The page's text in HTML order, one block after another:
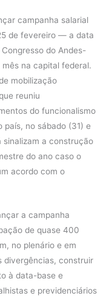
campanha salarial
de fevereiro — a data
do Andes-
na capital federal.
mobilização
reuniu
do funcionalismo
no sábado (31) e
sinalizam a construção
do ano caso o
acordo com o
a campanha
de quase 400
no plenário e em
divergências, construir
à data-base e
e previdenciários